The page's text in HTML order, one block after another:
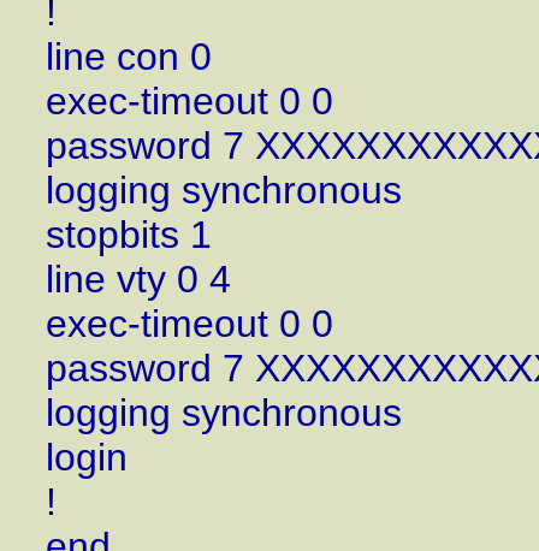
!
line con 0
exec-timeout 0 0
password 7
logging synchronous
stopbits 1
line vty 0 4
exec-timeout 0 0
password 7
logging synchronous
login
!